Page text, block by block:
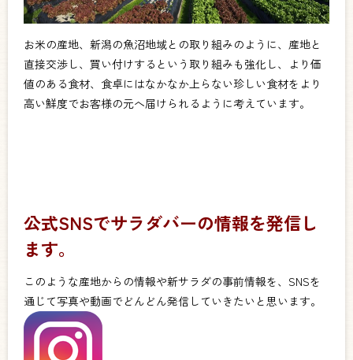
お米の産地、新潟の魚沼地域との取り組みのように、産地と
直接交渉し、買い付けするという取り組みも強化し、より価
値のある食材、食卓にはなかなか上らない珍しい食材をより
高い鮮度でお客様の元へ届けられるように考えています。
公式SNSでサラダバーの情報を発信し
ます。
このような産地からの情報や新サラダの事前情報を、SNSを
通じて写真や動画でどんどん発信していきたいと思います。